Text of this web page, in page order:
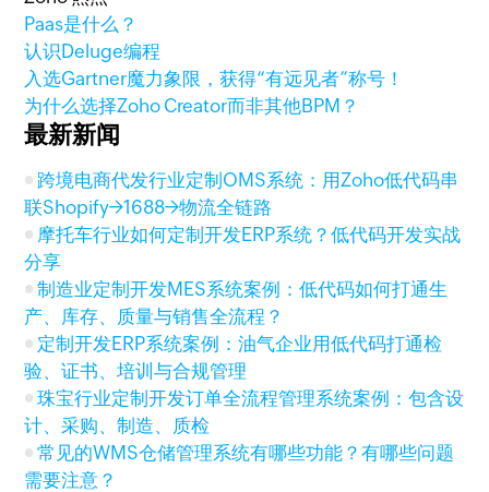
Paas是什么？
认识Deluge编程
入选Gartner魔力象限，获得“有远见者”称号！
为什么选择Zoho Creator而非其他BPM？
最新新闻
跨境电商代发行业定制OMS系统：用Zoho低代码串
联Shopify→1688→物流全链路
摩托车行业如何定制开发ERP系统？低代码开发实战
分享
制造业定制开发MES系统案例：低代码如何打通生
产、库存、质量与销售全流程？
定制开发ERP系统案例：油气企业用低代码打通检
验、证书、培训与合规管理
珠宝行业定制开发订单全流程管理系统案例：包含设
计、采购、制造、质检
常见的WMS仓储管理系统有哪些功能？有哪些问题
需要注意？